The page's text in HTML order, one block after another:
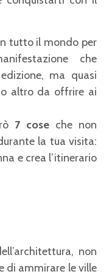
tutto il mondo per
che
ma quasi
altro da offrire ai
7 cose che non
la tua visita:
e crea l’itinerario
non
di ammirare le ville